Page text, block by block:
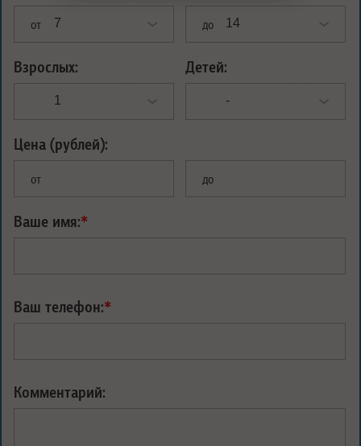
от до
Взрослых: Детей:
Цена (рублей):
от до
Ваше имя:*
Ваш телефон:*
Комментарий: